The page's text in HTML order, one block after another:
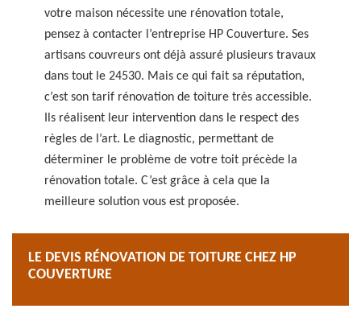
votre maison nécessite une rénovation totale,
pensez à contacter l’entreprise HP Couverture. Ses
artisans couvreurs ont déjà assuré plusieurs travaux
dans tout le 24530. Mais ce qui fait sa réputation,
c’est son tarif rénovation de toiture très accessible.
Ils réalisent leur intervention dans le respect des
règles de l’art. Le diagnostic, permettant de
déterminer le problème de votre toit précède la
rénovation totale. C’est grâce à cela que la
meilleure solution vous est proposée.
LE DEVIS RÉNOVATION DE TOITURE CHEZ HP
COUVERTURE